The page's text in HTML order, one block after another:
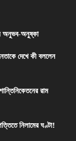
অনুভব-অনুষ্কা
দেখে কী বললেন
রাম
নিলামের ঘণ্টা!